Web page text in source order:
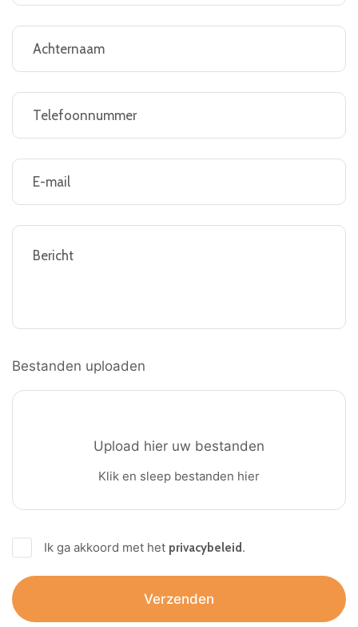
Bestanden uploaden
Ik ga akkoord met het privacybeleid .